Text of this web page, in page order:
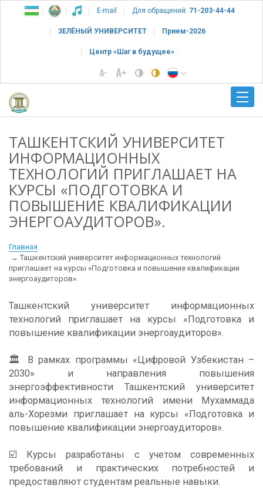
E-mail Для обращений: 71-203-44-44
ЗЕЛЁНЫЙ УНИВЕРСИТЕТ Прием-2026
Центр «Шаг в будущее»
ТАШКЕНТСКИЙ УНИВЕРСИТЕТ
ИНФОРМАЦИОННЫХ
ТЕХНОЛОГИЙ ПРИГЛАШАЕТ НА
КУРСЫ «ПОДГОТОВКА И
ПОВЫШЕНИЕ КВАЛИФИКАЦИИ
ЭНЕРГОАУДИТОРОВ».
Главная
Ташкентский университет информационных технологий
приглашает на курсы «Подготовка и повышение квалификации
энергоаудиторов».
Ташкентский университет информационных
технологий приглашает на курсы «Подготовка и
повышение квалификации энергоаудиторов».
🏛 В рамках программы «Цифровой Узбекистан –
2030» и направления повышения
энергоэффективности Ташкентский университет
информационных технологий имени Мухаммада
аль-Хорезми приглашает на курсы «Подготовка и
повышение квалификации энергоаудиторов».
☑️ Курсы разработаны с учетом современных
требований и практических потребностей и
предоставляют студентам реальные навыки.